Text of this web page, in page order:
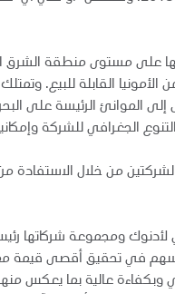
لها على مستوى منطقة الشرق
تبلغ خمسة ملايين طن من اليوريا، و1.5 مليون طن من الأمونيا القابلة
إلى الموانئ الرئيسة على
الجغرافي للشركة
من خلال الاستفادة
لأدنوك ومجموعة شركاتها
تسهم في تحقيق أقصى قيمة
وبكفاءة عالية بما يعكس